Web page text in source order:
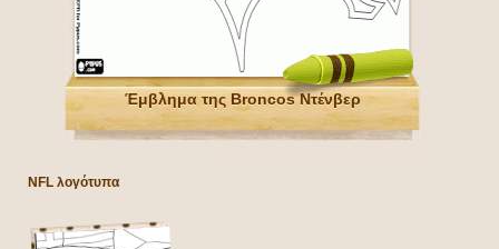
Έμβλημα της Broncos Ντένβερ
NFL λογότυπα